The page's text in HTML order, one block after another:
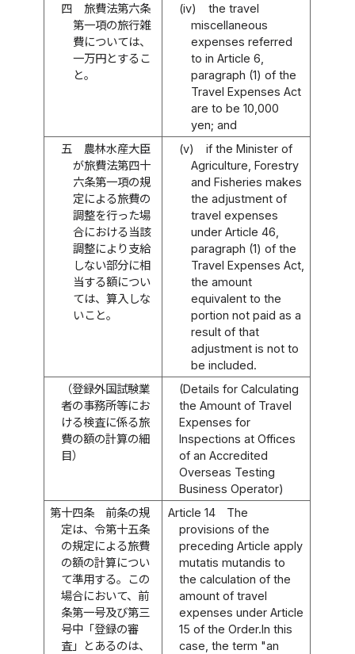
四
旅費法第六条
第一項の旅行雑
費については、
一万円とするこ
と。
(iv)
the travel
miscellaneous
expenses referred
to in Article 6,
paragraph (1) of the
Travel Expenses Act
are to be 10,000
yen; and
五
農林水産大臣
が旅費法第四十
六条第一項の規
定による旅費の
調整を行った場
合における当該
調整により支給
しない部分に相
当する額につい
ては、算入しな
いこと。
(v)
if the Minister of
Agriculture, Forestry
and Fisheries makes
the adjustment of
travel expenses
under Article 46,
paragraph (1) of the
Travel Expenses Act,
the amount
equivalent to the
portion not paid as a
result of that
adjustment is not to
be included.
（登録外国試験業
者の事務所等にお
ける検査に係る旅
費の額の計算の細
目）
(Details for Calculating
the Amount of Travel
Expenses for
Inspections at Offices
of an Accredited
Overseas Testing
Business Operator)
第十四条
前条の規
定は、令第十五条
の規定による旅費
の額の計算につい
て準用する。この
場合において、前
条第一号及び第三
号中「登録の審
査」とあるのは、
Article 14
The
provisions of the
preceding Article apply
mutatis mutandis to
the calculation of the
amount of travel
expenses under Article
15 of the Order.In this
case, the term "an